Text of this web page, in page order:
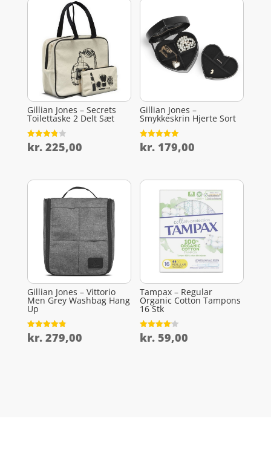
Gillian Jones – Secrets
Toilettaske 2 Delt Sæt
Vurderet
3.8
kr.225,00
Gillian Jones –
Smykkeskrin Hjerte Sort
Vurderet
5
kr. 179,00
Gillian Jones – Vittorio
Men Grey Washbag Hang
Up
Vurderet
4.9
kr.279,00
Tampax – Regular
Organic Cotton Tampons
16 Stk
Vurderet
4.1
kr. 59,00